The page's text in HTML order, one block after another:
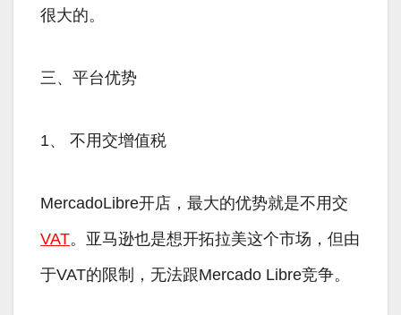
很大的。
三、平台优势
1、 不用交增值税
MercadoLibre开店，最大的优势就是不用交
VAT。亚马逊也是想开拓拉美这个市场，但由
于VAT的限制，无法跟Mercado Libre竞争。